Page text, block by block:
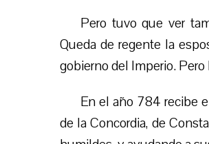
Pero tuvo que ver
Queda de regente la
gobierno del Imperio.
En el año 784 recibe
de la Concordia, de